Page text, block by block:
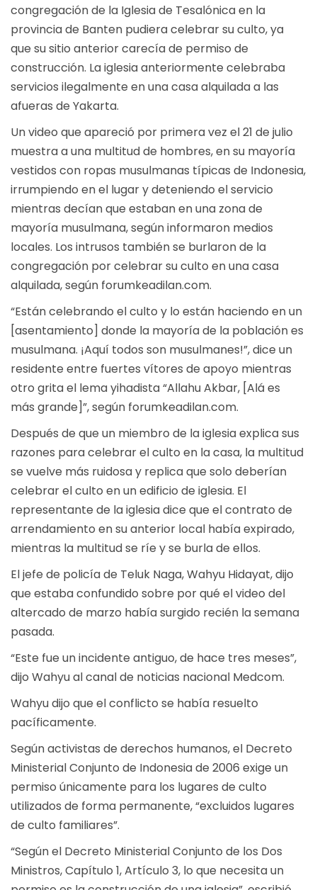
congregación de la Iglesia de Tesalónica en la
provincia de Banten pudiera celebrar su culto, ya
que su sitio anterior carecía de permiso de
construcción. La iglesia anteriormente celebraba
servicios ilegalmente en una casa alquilada a las
afueras de Yakarta.
Un video que apareció por primera vez el 21 de julio
muestra a una multitud de hombres, en su mayoría
vestidos con ropas musulmanas típicas de Indonesia,
irrumpiendo en el lugar y deteniendo el servicio
mientras decían que estaban en una zona de
mayoría musulmana, según informaron medios
locales. Los intrusos también se burlaron de la
congregación por celebrar su culto en una casa
alquilada, según forumkeadilan.com.
“Están celebrando el culto y lo están haciendo en un
[asentamiento] donde la mayoría de la población es
musulmana. ¡Aquí todos son musulmanes!”, dice un
residente entre fuertes vítores de apoyo mientras
otro grita el lema yihadista “Allahu Akbar, [Alá es
más grande]”, según forumkeadilan.com.
Después de que un miembro de la iglesia explica sus
razones para celebrar el culto en la casa, la multitud
se vuelve más ruidosa y replica que solo deberían
celebrar el culto en un edificio de iglesia. El
representante de la iglesia dice que el contrato de
arrendamiento en su anterior local había expirado,
mientras la multitud se ríe y se burla de ellos.
El jefe de policía de Teluk Naga, Wahyu Hidayat, dijo
que estaba confundido sobre por qué el video del
altercado de marzo había surgido recién la semana
pasada.
“Este fue un incidente antiguo, de hace tres meses”,
dijo Wahyu al canal de noticias nacional Medcom.
Wahyu dijo que el conflicto se había resuelto
pacíficamente.
Según activistas de derechos humanos, el Decreto
Ministerial Conjunto de Indonesia de 2006 exige un
permiso únicamente para los lugares de culto
utilizados de forma permanente, “excluidos lugares
de culto familiares”.
“Según el Decreto Ministerial Conjunto de los Dos
Ministros, Capítulo 1, Artículo 3, lo que necesita un